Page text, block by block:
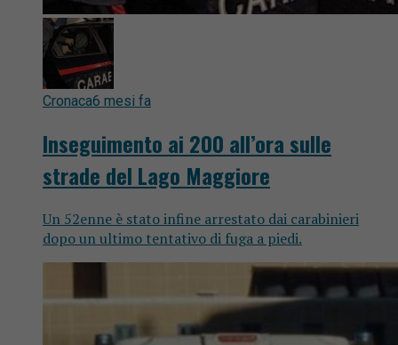
Cronaca6 mesi fa
Inseguimento ai 200 all’ora sulle
strade del Lago Maggiore
Un 52enne è stato infine arrestato dai carabinieri
dopo un ultimo tentativo di fuga a piedi.